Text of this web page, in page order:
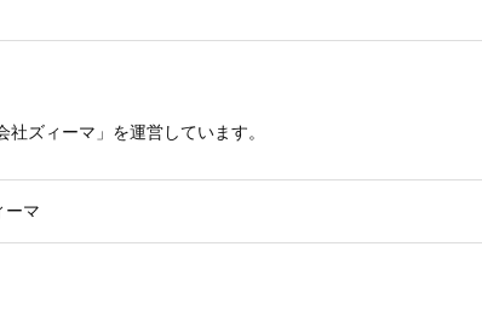
ズィーマ」を運営しています。
ーマ